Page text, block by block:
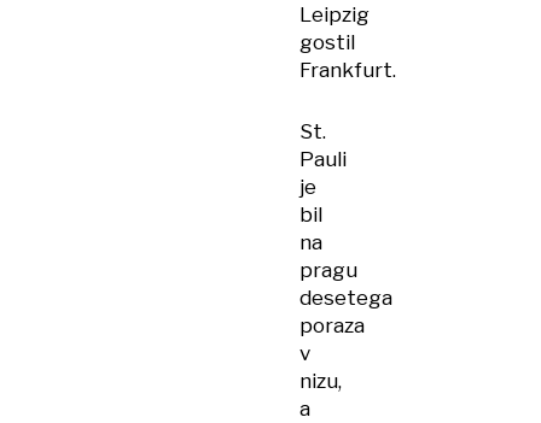
Leipzig
gostil
Frankfurt.
St.
Pauli
je
bil
na
pragu
desetega
poraza
v
nizu,
a